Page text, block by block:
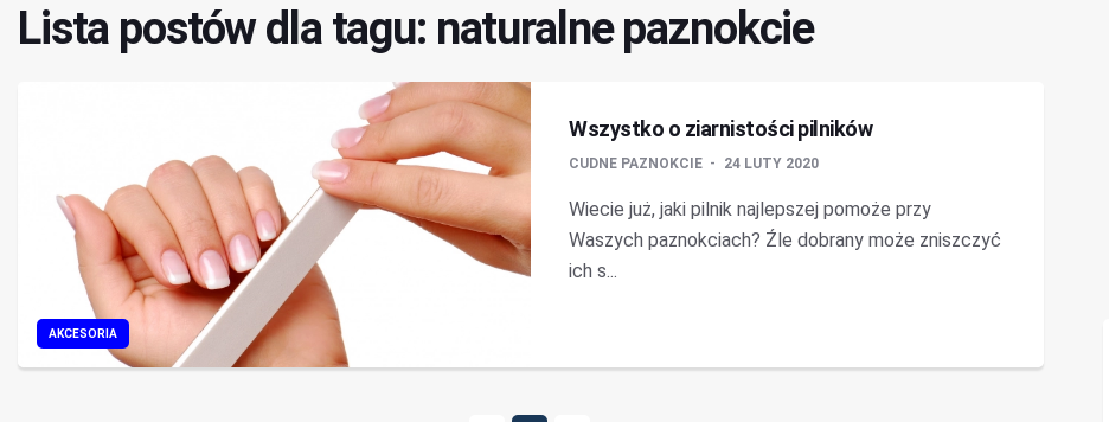
Lista postów dla tagu: naturalne paznokcie
AKCESORIA
Wszystko o ziarnistości pilników
CUDNE PAZNOKCIE 24 LUTY 2020
Wiecie już, jaki pilnik najlepszej pomoże przy
Waszych paznokciach? Źle dobrany może zniszczyć
ich s...